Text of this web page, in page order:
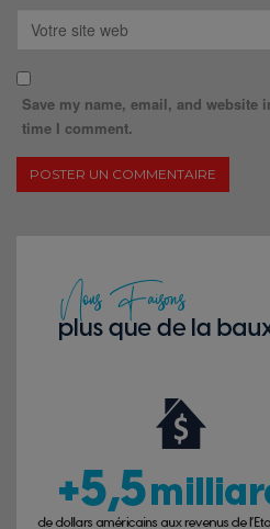
Save my name, email, and website
time I comment.